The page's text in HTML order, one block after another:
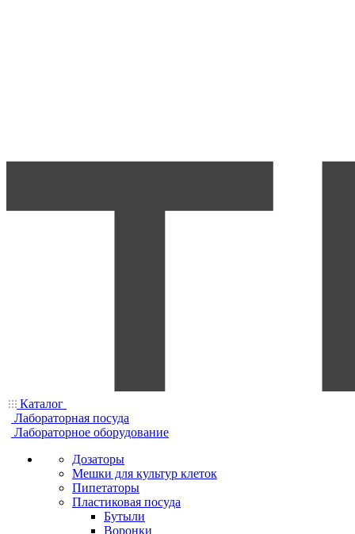
Каталог
Лабораторная посуда
Лабораторное оборудование
Дозаторы
Мешки для культур клеток
Пипетаторы
Пластиковая посуда
Бутыли
Воронки